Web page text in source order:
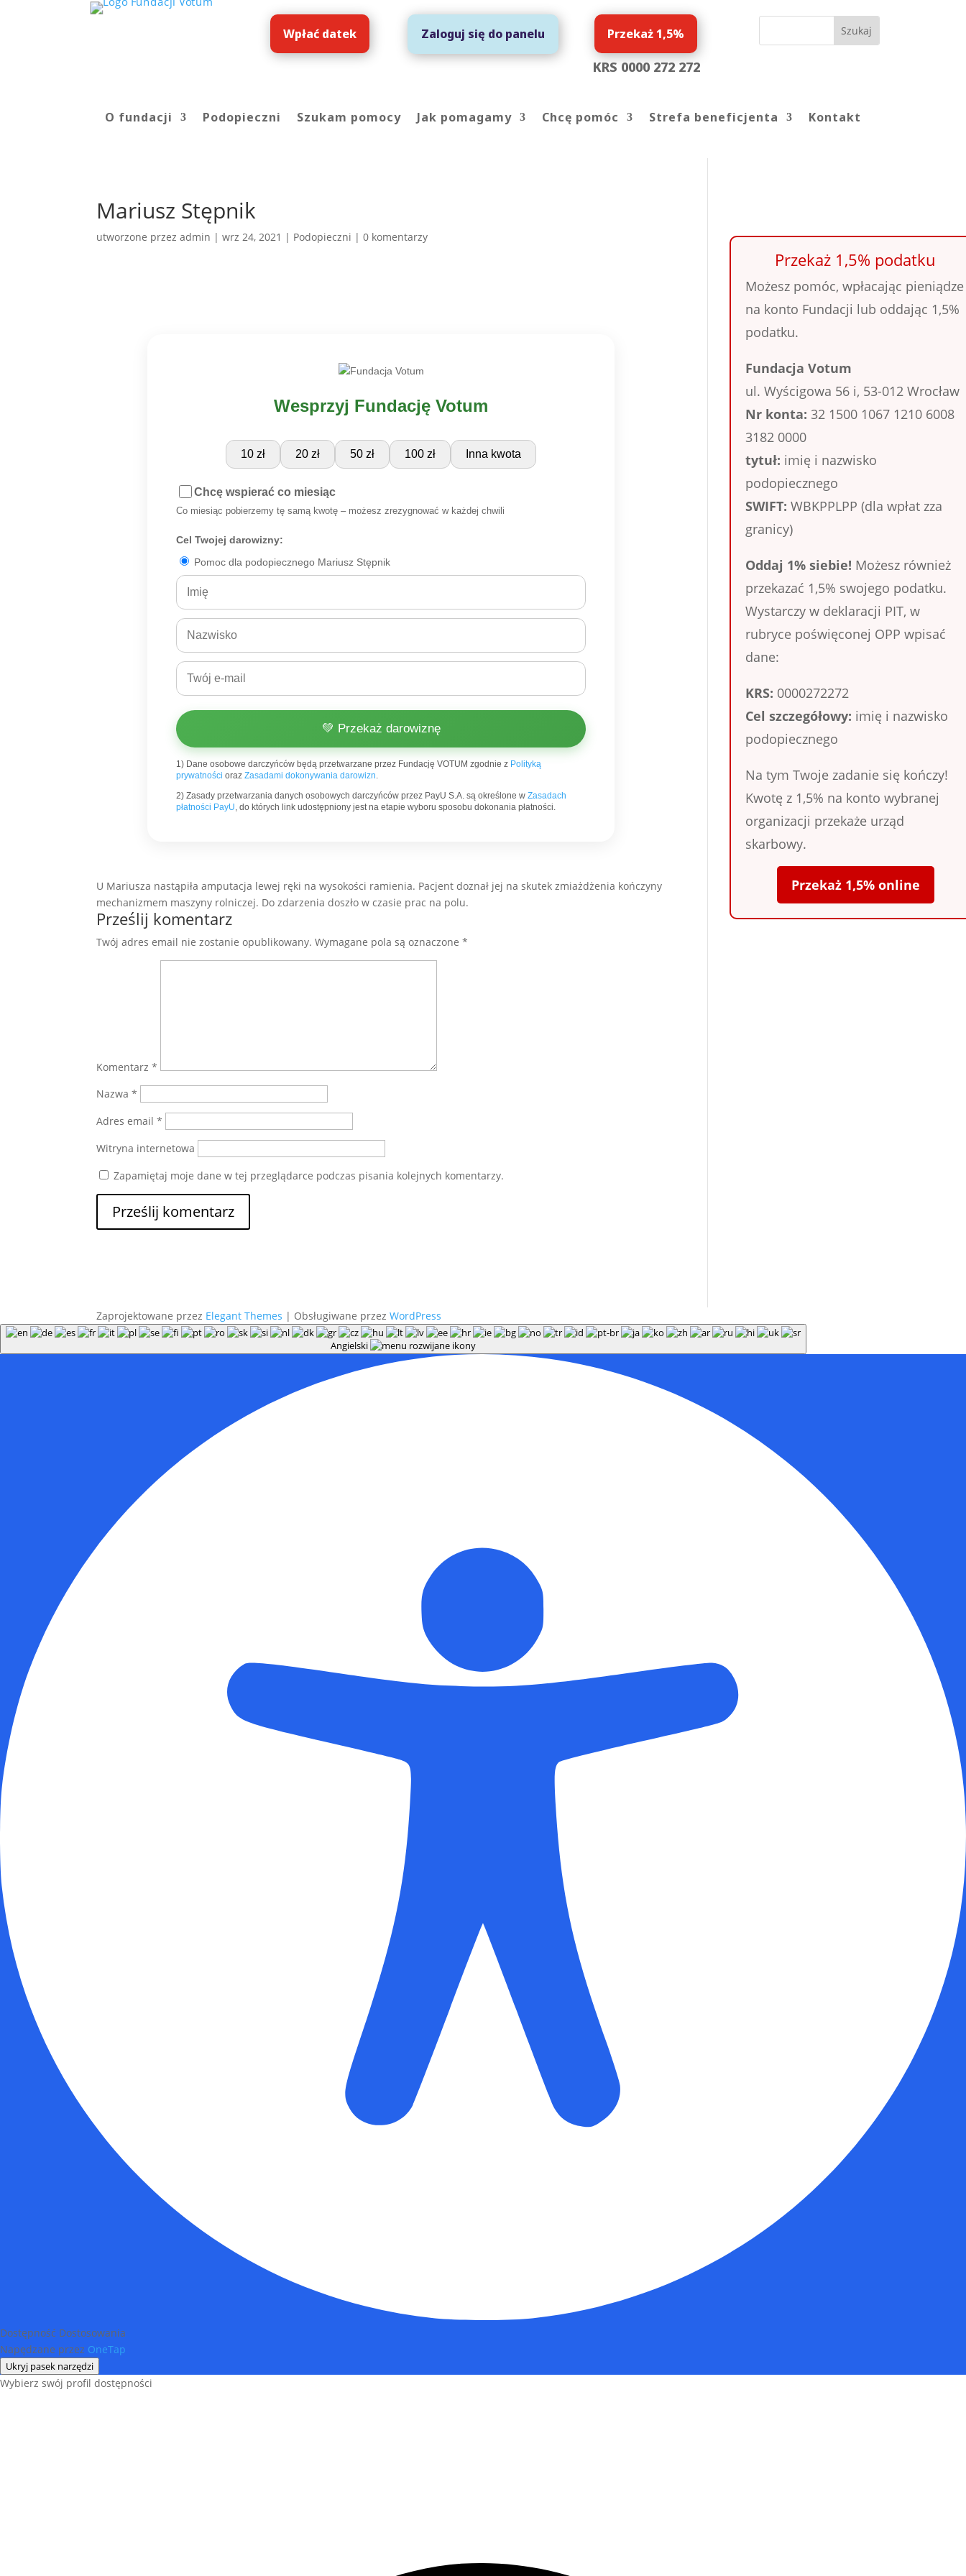
Wpłać datek Zaloguj się do panelu Przekaż 1,5%
KRS 0000 272 272
O fundacji Podopieczni Szukam pomocy Jak pomagamy Chcę pomóc Strefa beneficjenta Kontakt
Mariusz Stępnik
utworzone przezadmin |wrz 24, 2021 | Podopieczni |0 komentarzy
Wesprzyj Fundację Votum
10 zł 20 zł 50 zł 100 zł Inna kwota
Chcę wspierać co miesiąc
Co miesiąc pobierzemy tę samą kwotę – możesz zrezygnować w każdej chwili
Cel Twojej darowizny:
Pomoc dla podopiecznego Mariusz Stępnik
💚 Przekaż darowiznę
1) Dane osobowe darczyńców będą przetwarzane przez Fundację VOTUM zgodnie z Polityką
prywatności orazZasadami dokonywania darowizn.
2) Zasady przetwarzania danych osobowych darczyńców przez PayU S.A. są określone wZasadach
płatności PayU, do których link udostępniony jest na etapie wyboru sposobu dokonania płatności.
U Mariusza nastąpiła amputacja lewej ręki na wysokości ramienia. Pacjent doznał jej na skutek zmiażdżenia kończyny
mechanizmem maszyny rolniczej. Do zdarzenia doszło w czasie prac na polu.
Prześlij komentarz
Twój adres email nie zostanie opublikowany. Wymagane pola są oznaczone*
Komentarz*
Nazwa*
Adres email*
Witryna internetowa
Zapamiętaj moje dane w tej przeglądarce podczas pisania kolejnych komentarzy.
Przekaż 1,5% podatku
Możesz pomóc, wpłacając pieniądze
na konto Fundacji lub oddając 1,5%
podatku.
Fundacja Votum
ul. Wyścigowa 56 i, 53-012 Wrocław
Nr konta: 32 1500 1067 1210 6008
3182 0000
tytuł: imię i nazwisko
podopiecznego
SWIFT: WBKPPLPP (dla wpłat zza
granicy)
Oddaj 1% siebie! Możesz również
przekazać 1,5% swojego podatku.
Wystarczy w deklaracji PIT, w
rubryce poświęconej OPP wpisać
dane:
KRS: 0000272272
Cel szczegółowy: imię i nazwisko
podopiecznego
Na tym Twoje zadanie się kończy!
Kwotę z 1,5% na konto wybranej
organizacji przekaże urząd
skarbowy.
Przekaż 1,5% online
Zaprojektowane przez Elegant Themes | Obsługiwane przezWordPress
Angielski
Dostępność Dostosowania
Napędzane przez OneTap
Ukryj pasek narzędzi
Wybierz swój profil dostępności